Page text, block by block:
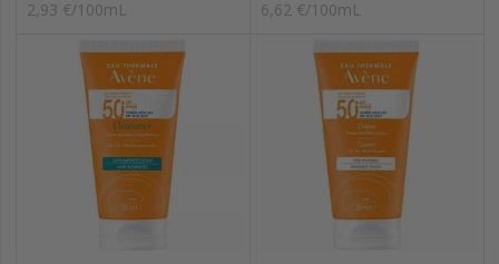
2,93 €/100mL 6,62 €/100mL